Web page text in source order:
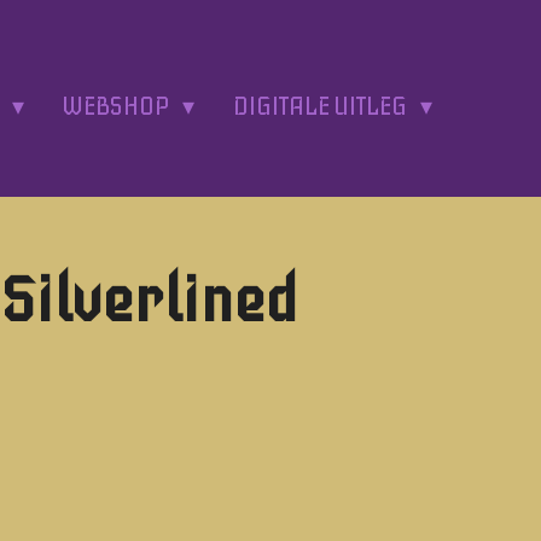
WEBSHOP DIGITALE UITLEG
Silverlined